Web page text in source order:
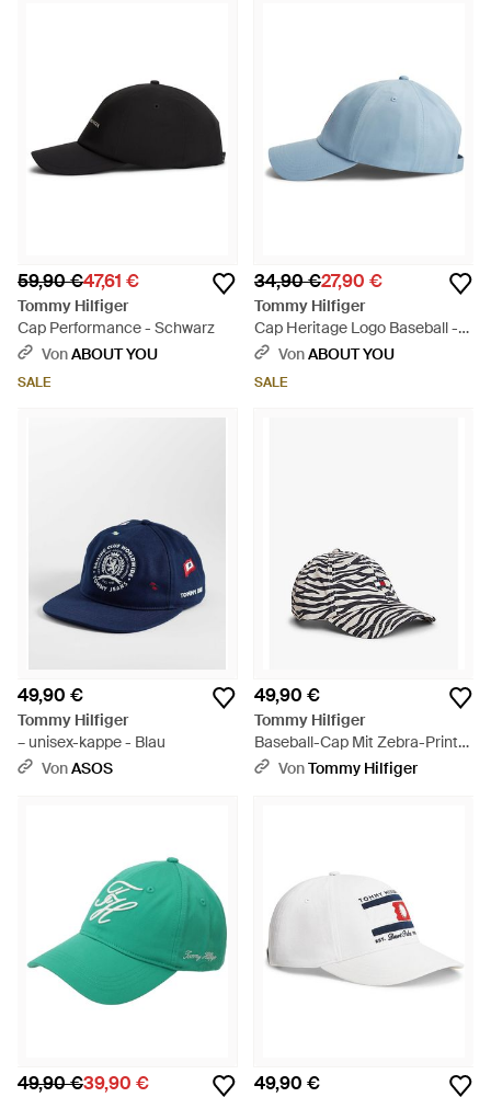
59,90 €47,61 €
Tommy Hilfiger
Cap Performance - Schwarz
VonABOUT YOU
SALE
34,90 €27,90 €
Tommy Hilfiger
Cap Heritage Logo Baseball -
BlauVonABOUT YOU
SALE
49,90 €
Tommy Hilfiger
– unisex-kappe - Blau
VonASOS
49,90 €
Tommy Hilfiger
Baseball-Cap Mit Zebra-Print
Und Logo-Emblem - Weiß
VonTommy Hilfiger
49,90 €39,90 € 49,90 €